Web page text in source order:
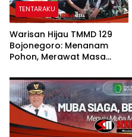
TENTARAKU
Warisan Hijau TMMD 129
Bojonegoro: Menanam
Pohon, Merawat Masa